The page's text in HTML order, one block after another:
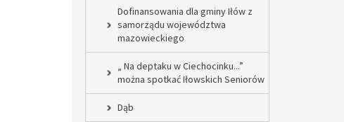
Dofinansowania dla gminy Iłów z
samorządu województwa
mazowieckiego
„ Na deptaku w Ciechocinku...”
można spotkać Iłowskich Seniorów
Dąb